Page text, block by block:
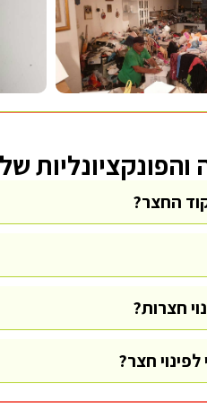
החצר?
חצרות?
חצר?